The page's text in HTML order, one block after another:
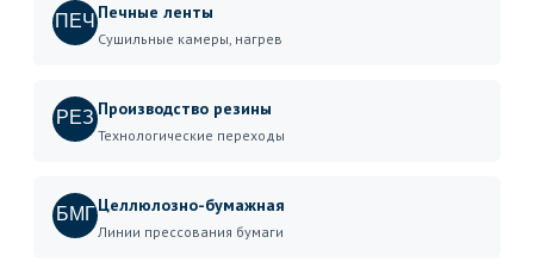
ПЕЧ Печные ленты
Сушильные камеры, нагрев
РЕЗ Производство резины
Технологические переходы
БМГ Целлюлозно-бумажная
Линии прессования бумаги